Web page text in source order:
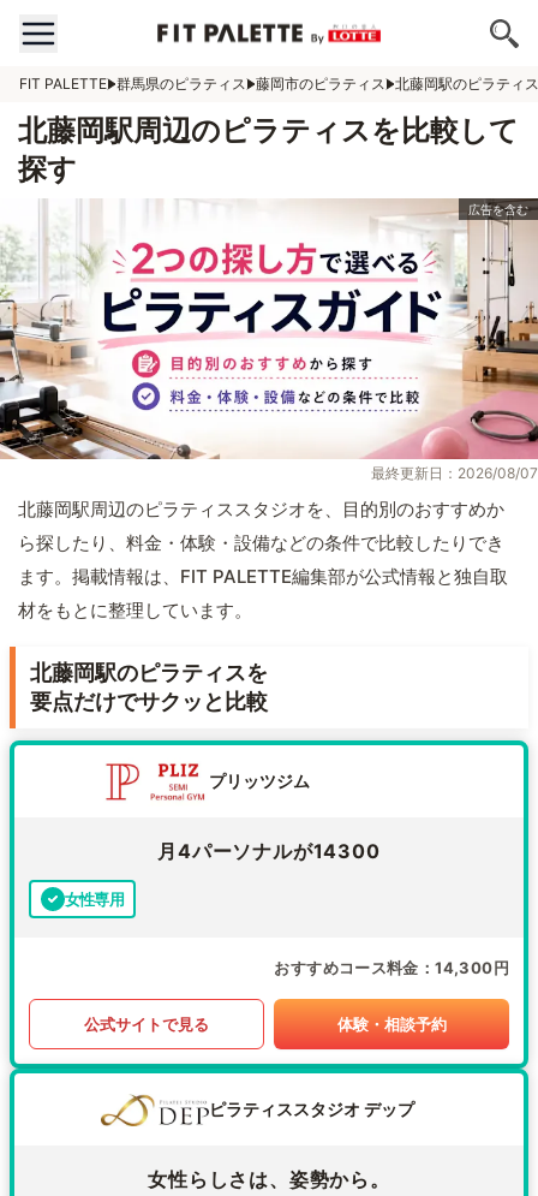
FIT PALETTE 群馬県のピラティス 藤岡市のピラティス 北藤岡駅のピラティス
北藤岡駅周辺のピラティスを比較して
探す
最終更新日：2026/08/07
北藤岡駅周辺のピラティススタジオを、目的別のおすすめか
ら探したり、料金・体験・設備などの条件で比較したりでき
ます。掲載情報は、FIT PALETTE編集部が公式情報と独自取
材をもとに整理しています。
北藤岡駅のピラティスを
要点だけでサクッと比較
プリッツジム
月4パーソナルが14300
女性専用
おすすめコース料金 14,300円
公式サイトで見る 体験・相談予約
ピラティススタジオ デップ
女性らしさは、姿勢から。